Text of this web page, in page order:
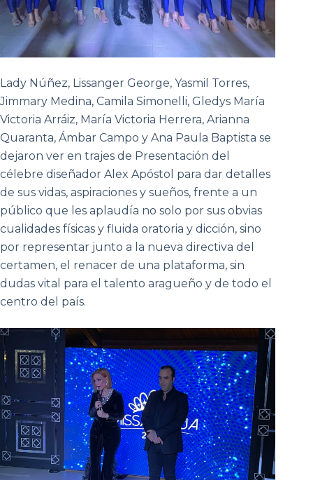
Lady Núñez, Lissanger George, Yasmil Torres,
Jimmary Medina, Camila Simonelli, Gledys María
Victoria Arráiz, María Victoria Herrera, Arianna
Quaranta, Ámbar Campo y Ana Paula Baptista se
dejaron ver en trajes de Presentación del
célebre diseñador Alex Apóstol para dar detalles
de sus vidas, aspiraciones y sueños, frente a un
público que les aplaudía no solo por sus obvias
cualidades físicas y fluida oratoria y dicción, sino
por representar junto a la nueva directiva del
certamen, el renacer de una plataforma, sin
dudas vital para el talento aragueño y de todo el
centro del país.